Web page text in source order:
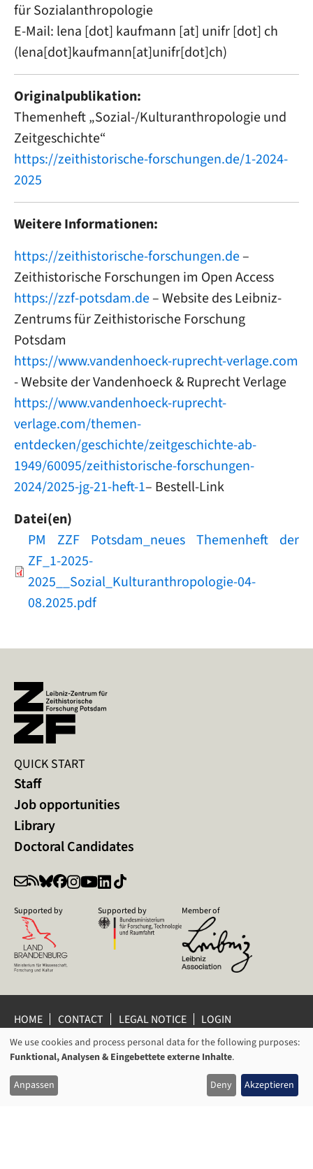
für Sozialanthropologie
E-Mail: lena [dot] kaufmann [at] unifr[dot] ch
(lena[dot]kaufmann[at]unifr[dot]ch)
Originalpublikation:
Themenheft „Sozial-/Kulturanthropologie und
Zeitgeschichte“
https://zeithistorische-forschungen.de/1-2024-
2025
Weitere Informationen:
https://zeithistorische-forschungen.de–
Zeithistorische Forschungen im Open Access
https://zzf-potsdam.de– Website des Leibniz-
Zentrums für Zeithistorische Forschung
Potsdam
https://www.vandenhoeck-ruprecht-verlage.com
- Website der Vandenhoeck & Ruprecht Verlage
https://www.vandenhoeck-ruprecht-
verlage.com/themen-
entdecken/geschichte/zeitgeschichte-ab-
1949/60095/zeithistorische-forschungen-
2024/2025-jg-21-heft-1– Bestell-Link
Datei(en)
Document
PM ZZF Potsdam_neues Themenheft der
ZF_1-2025-
2025__Sozial_Kulturanthropologie-04-
08.2025.pdf
QUICK START
Staff
Job opportunities
Library
Doctoral Candidates
Supported by Supported by Member of
HOME CONTACT LEGAL NOTICE
LOGIN
PRIVACY POLICY
PRIVACY SETTINGS
WHISTLEBLOWER PROTECTION
© 2026 Leibniz Centre for Contemporary History Potsdam
USAGE
OF
PERSONAL
We use cookies and process personal data for the following purposes:
Funktional, Analysen & Eingebettete externe Inhalte.
Anpassen Deny Akzeptieren